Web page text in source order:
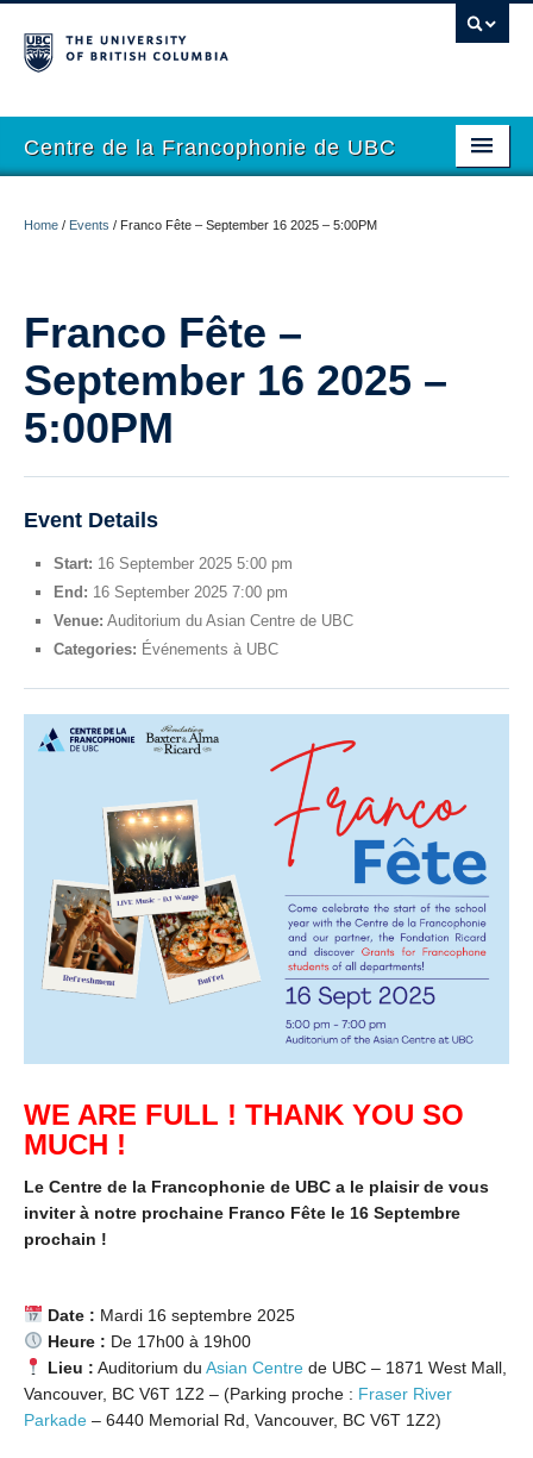
Centre de la Francophonie de UBC
Calendrier
Podcasts
Séries
Inscrivez-vous à notre liste de diffusion
Home / Events / Franco Fête – September 16 2025 – 5:00PM
Franco Fête –
September 16 2025 –
5:00PM
Event Details
Start: 16 September 2025 5:00 pm
End: 16 September 2025 7:00 pm
Venue: Auditorium du Asian Centre de UBC
Categories: Événements à UBC
WE ARE FULL ! THANK YOU SO
MUCH !
Le Centre de la Francophonie de UBC a le plaisir de vous
inviter à notre prochaine Franco Fête le 16 Septembre
prochain !
Date : Mardi 16 septembre 2025
Heure : De 17h00 à 19h00
Lieu : Auditorium du Asian Centrede UBC – 1871 West Mall,
Vancouver, BC V6T 1Z2 – (Parking proche : Fraser River
Parkade – 6440 Memorial Rd, Vancouver, BC V6T 1Z2)